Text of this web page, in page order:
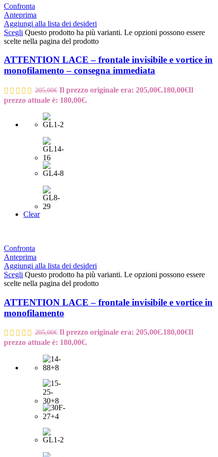
Confronta
Anteprima
Aggiungi alla lista dei desideri
Scegli Questo prodotto ha più varianti. Le opzioni possono essere
scelte nella pagina del prodotto
ATTENTION LACE – frontale invisibile e vortice in
monofilamento – consegna immediata
205,00€ Il prezzo originale era: 205,00€.180,00€Il
prezzo attuale è: 180,00€.
Clear
Confronta
Anteprima
Aggiungi alla lista dei desideri
Scegli Questo prodotto ha più varianti. Le opzioni possono essere
scelte nella pagina del prodotto
ATTENTION LACE – frontale invisibile e vortice in
monofilamento
205,00€ Il prezzo originale era: 205,00€.180,00€Il
prezzo attuale è: 180,00€.